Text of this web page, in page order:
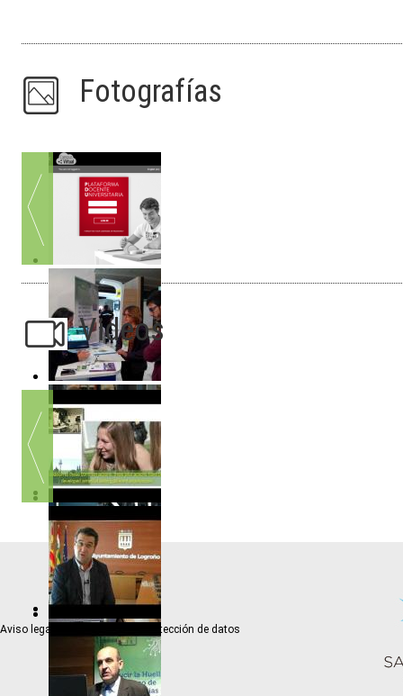
Fotografías
Videos
Aviso legal Política de protección de datos